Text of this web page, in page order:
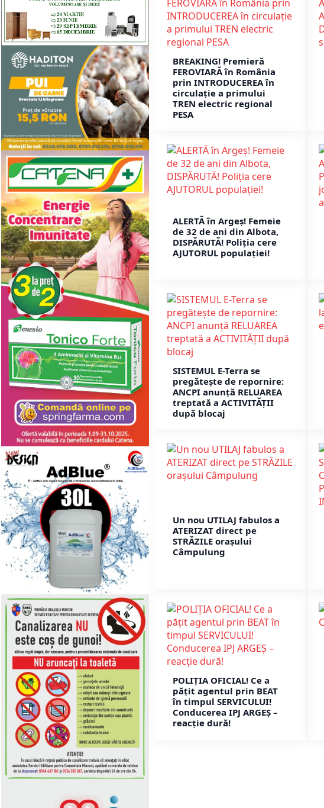
BREAKING! Premieră
FEROVIARĂ în România
prin INTRODUCEREA în
circulație a primului
TREN electric regional
PESA
ALERTĂ în Argeș! Femeie
de 32 de ani din Albota,
DISPĂRUTĂ! Poliția cere
AJUTORUL populației!
SISTEMUL E-Terra se
pregătește de repornire:
ANCPI anunță RELUAREA
treptată a ACTIVITĂȚII
după blocaj
Un nou UTILAJ fabulos a
ATERIZAT direct pe
STRĂZILE orașului
Câmpulung
POLIȚIA OFICIAL! Ce a
pățit agentul prin BEAT
în timpul SERVICULUI!
Conducerea IPJ ARGEȘ –
reacție dură!